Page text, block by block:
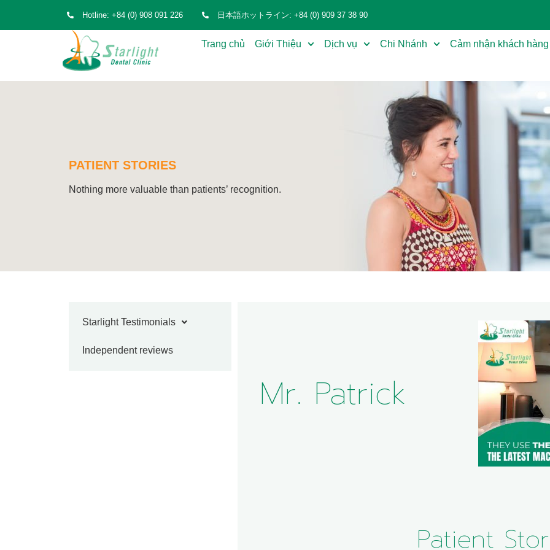
Hotline: +84 (0) 908 091 226 日本語ホットライン: +84 (0) 909 37 38 90
Trang chủ Giới Thiệu Dịch vụ Chi Nhánh Cảm nhận khách hàng
PATIENT STORIES
Nothing more valuable than patients’ recognition.
Starlight Testimonials
Independent reviews
Mr. Patrick
Patient